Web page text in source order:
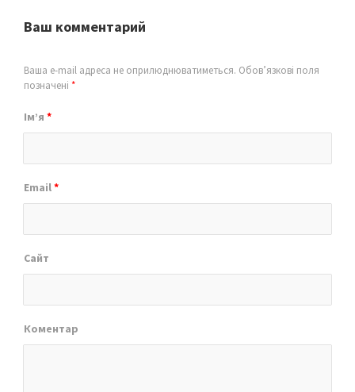
Ваш комментарий
Ваша e-mail адреса не оприлюднюватиметься. Обов’язкові поля
позначені *
Ім’я *
Email*
Сайт
Коментар